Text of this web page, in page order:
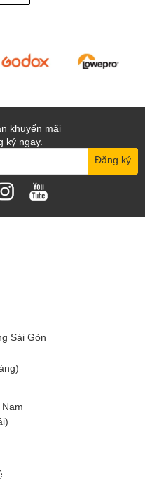
khuyến mãi
ký ngay.
Đăng ký
Sài Gòn